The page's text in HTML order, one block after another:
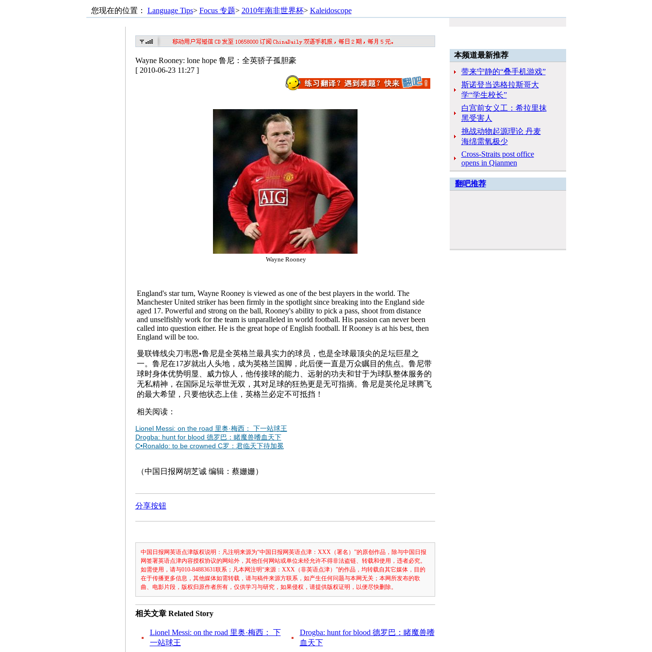
您现在的位置： Language Tips> Focus 专题> 2010年南非世界杯> Kaleidoscope
Wayne Rooney: lone hope 鲁尼：全英骄子孤胆豪
[ 2010-06-23 11:27 ]
Wayne Rooney
England's star turn, Wayne Rooney is viewed as one of the best players in the world. The
Manchester United striker has been firmly in the spotlight since breaking into the England side
aged 17. Powerful and strong on the ball, Rooney's ability to pick a pass, shoot from distance
and unselfishly work for the team is unparalleled in world football. His passion can never been
called into question either. He is the great hope of English football. If Rooney is at his best, then
England will be too.
曼联锋线尖刀韦恩•鲁尼是全英格兰最具实力的球员，也是全球最顶尖的足坛巨星之
一。鲁尼在17岁就出人头地，成为英格兰国脚，此后便一直是万众瞩目的焦点。鲁尼带
球时身体优势明显、威力惊人，他传接球的能力、远射的功夫和甘于为球队整体服务的
无私精神，在国际足坛举世无双，其对足球的狂热更是无可指摘。鲁尼是英伦足球腾飞
的最大希望，只要他状态上佳，英格兰必定不可抵挡！
相关阅读：
Lionel Messi: on the road 里奥·梅西： 下一站球王
Drogba: hunt for blood 德罗巴：睹魔兽嗜血天下
C•Ronaldo: to be crowned C罗：君临天下待加冕
（中国日报网胡芝诚 编辑：蔡姗姗）
分享按钮
中国日报网英语点津版权说明：凡注明来源为“中国日报网英语点津：XXX（署名）”的原创作品，除与中国日报
网签署英语点津内容授权协议的网站外，其他任何网站或单位未经允许不得非法盗链、转载和使用，违者必究。
如需使用，请与010-84883631联系；凡本网注明“来源：XXX（非英语点津）”的作品，均转载自其它媒体，目的
在于传播更多信息，其他媒体如需转载，请与稿件来源方联系，如产生任何问题与本网无关；本网所发布的歌
曲、电影片段，版权归原作者所有，仅供学习与研究，如果侵权，请提供版权证明，以便尽快删除。
相关文章 Related Story
Lionel Messi: on the road 里奥·梅西： 下
一站球王
Drogba: hunt for blood 德罗巴：睹魔兽嗜
血天下
本频道最新推荐
带来宁静的“叠手机游戏”
斯诺登当选格拉斯哥大
学“学生校长”
白宫前女义工：希拉里抹
黑受害人
挑战动物起源理论 丹麦
海绵需氧极少
Cross-Straits post office
opens in Qianmen
翻吧推荐